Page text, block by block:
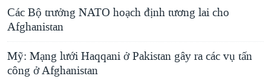
Các Bộ trưởng NATO hoạch định tương lai cho
Afghanistan
Mỹ: Mạng lưới Haqqani ở Pakistan gây ra các vụ tấn
công ở Afghanistan